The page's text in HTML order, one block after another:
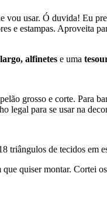
vou usar. Ó duvida! Eu
e estampas. Aproveita
alfinetes e uma
grosso e corte. Para
legal para se usar na
triângulos de tecidos em
quiser montar. Cortei